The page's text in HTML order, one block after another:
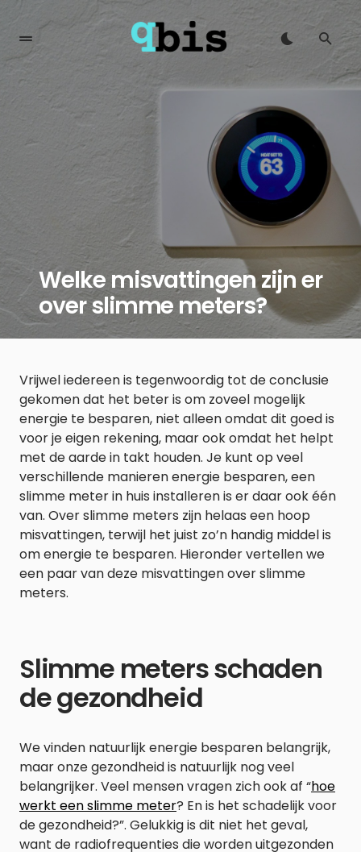
Welke misvattingen zijn er
over slimme meters?
Vrijwel iedereen is tegenwoordig tot de conclusie
gekomen dat het beter is om zoveel mogelijk
energie te besparen, niet alleen omdat dit goed is
voor je eigen rekening, maar ook omdat het helpt
met de aarde in takt houden. Je kunt op veel
verschillende manieren energie besparen, een
slimme meter in huis installeren is er daar ook één
van. Over slimme meters zijn helaas een hoop
misvattingen, terwijl het juist zo’n handig middel is
om energie te besparen. Hieronder vertellen we
een paar van deze misvattingen over slimme
meters.
Slimme meters schaden
de gezondheid
We vinden natuurlijk energie besparen belangrijk,
maar onze gezondheid is natuurlijk nog veel
belangrijker. Veel mensen vragen zich ook af “hoe
werkt een slimme meter? En is het schadelijk voor
de gezondheid?”. Gelukkig is dit niet het geval,
want de radiofrequenties die worden uitgezonden